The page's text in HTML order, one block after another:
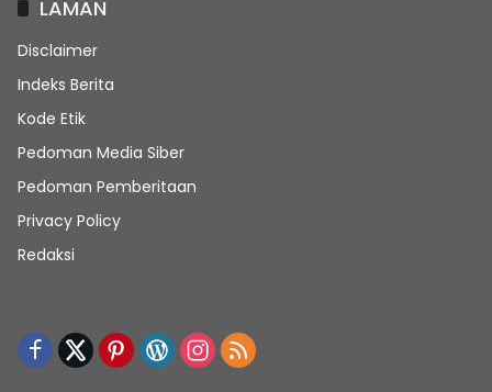
LAMAN
Disclaimer
Indeks Berita
Kode Etik
Pedoman Media Siber
Pedoman Pemberitaan
Privacy Policy
Redaksi